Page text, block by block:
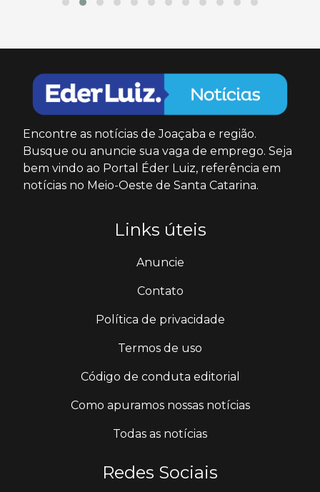
Encontre as notícias de Joaçaba e região.
Busque ou anuncie sua vaga de emprego. Seja
bem vindo ao Portal Éder Luiz, referência em
notícias no Meio-Oeste de Santa Catarina.
Links úteis
Anuncie
Contato
Política de privacidade
Termos de uso
Código de conduta editorial
Como apuramos nossas notícias
Todas as notícias
Redes Sociais